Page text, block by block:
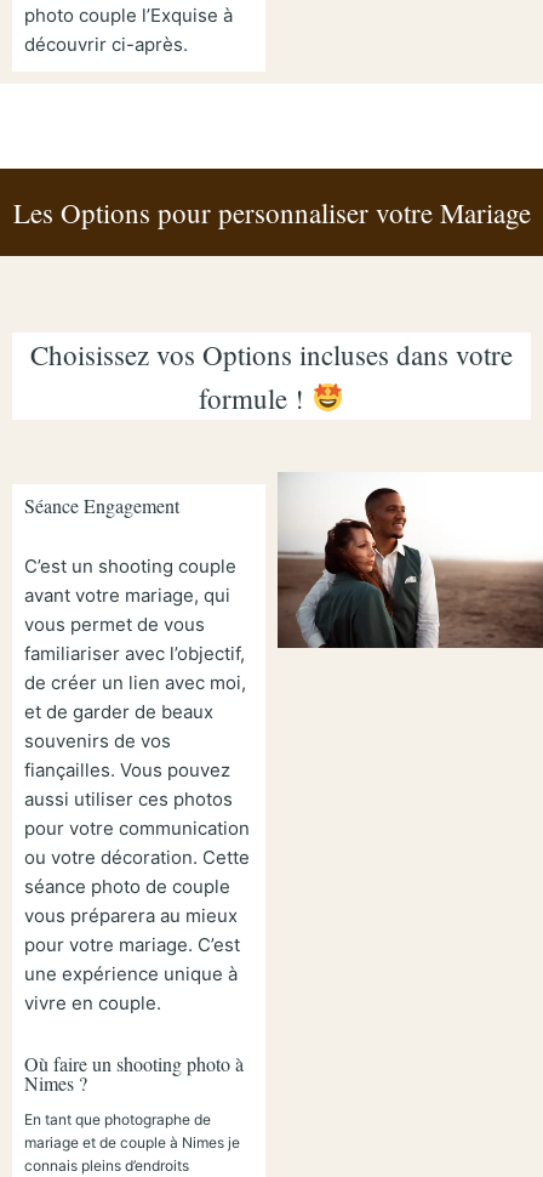
photo couple l’Exquise à
découvrir ci-après.
Les Options pour personnaliser votre Mariage
Choisissez vos Options incluses dans votre
formule !
Séance Engagement
C’est un shooting couple
avant votre mariage, qui
vous permet de vous
familiariser avec l’objectif,
de créer un lien avec moi,
et de garder de beaux
souvenirs de vos
fiançailles. Vous pouvez
aussi utiliser ces photos
pour votre communication
ou votre décoration. Cette
séance photo de couple
vous préparera au mieux
pour votre mariage. C’est
une expérience unique à
vivre en couple.
Où faire un shooting photo à
Nimes ?
En tant que photographe de
mariage et de couple à Nimes je
connais pleins d’endroits